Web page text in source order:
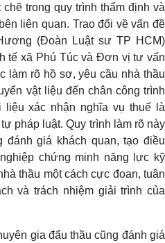
chẽ trong quy trình thẩm định và
liên quan. Trao đổi về vấn đề
(Đoàn Luật sư TP HCM)
tế xã Phú Túc và Đơn vị tư vấn
làm rõ hồ sơ, yêu cầu nhà thầu
vật liệu đến chân công trình
xác nhận nghĩa vụ thuế là
pháp luật. Quy trình làm rõ này
đánh giá khách quan, tạo điều
chứng minh năng lực kỹ
thầu một cách cực đoan, tuân
và trách nhiệm giải trình của
gia đấu thầu cũng đánh giá